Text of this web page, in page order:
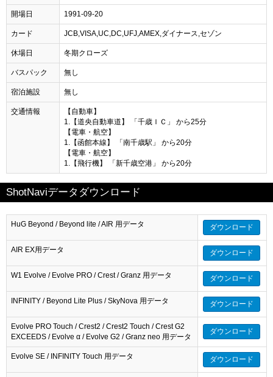
開場日 1991-09-20
カード JCB,VISA,UC,DC,UFJ,AMEX,ダイナース,セゾン
休場日 冬期クローズ
バスパック 無し
宿泊施設 無し
交通情報
【自動車】
1.【道央自動車道】 「千歳ＩＣ」 から25分
【電車・航空】
1.【函館本線】 「南千歳駅」 から20分
【電車・航空】
1.【飛行機】 「新千歳空港」 から20分
ShotNaviデータダウンロード
HuG Beyond / Beyond lite / AIR 用データ ダウンロード
AIR EX用データ ダウンロード
W1 Evolve / Evolve PRO / Crest / Granz 用データ ダウンロード
INFINITY / Beyond Lite Plus / SkyNova 用データ ダウンロード
Evolve PRO Touch / Crest2 / Crest2 Touch / Crest G2
EXCEEDS / Evolve α / Evolve G2 / Granz neo 用データ
ダウンロード
Evolve SE / INFINITY Touch 用データ ダウンロード